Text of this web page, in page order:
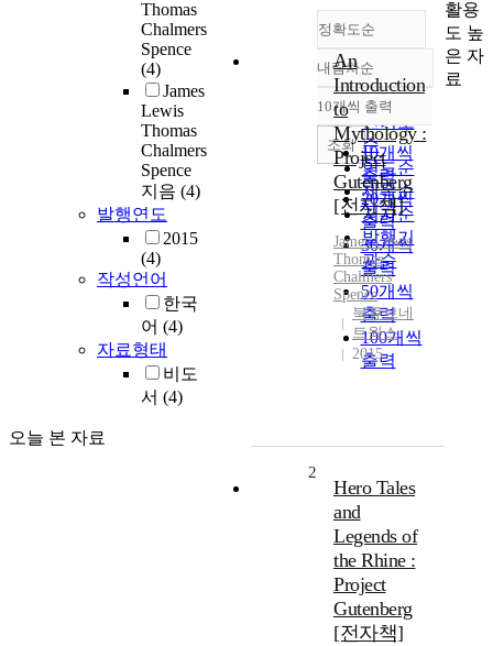
Thomas
Chalmers
Spence
(4)
James
Lewis
Thomas
Chalmers
Spence
지음 (4)
발행연도
2015
(4)
작성언어
한국
어 (4)
자료형태
비도
서 (4)
오늘 본 자료
정확도순
정확도
순
인기도
순
연도순
제목순
저자순
발행기
관순
내림차순
내림차순
10개씩 출력
10개씩
출력
20개씩
출력
30개씩
출력
50개씩
출력
100개씩
출력
조회
An
Introduction
to
Mythology :
Project
Gutenberg
[전자책]
James Lewis
Thomas
Chalmers
Spence
북큐브네
트웍스
2015
2
Hero Tales
and
Legends of
the Rhine :
Project
Gutenberg
[전자책]
활용
도 높
은 자
료